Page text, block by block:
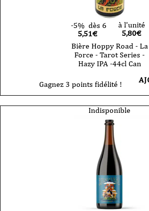
-5% dès 6
5,51€
à l'unité
5,80€
Bière Hoppy Road - La
Force - Tarot Series -
Hazy IPA -44cl Can
Gagnez 3 points fidélité !
Indisponible